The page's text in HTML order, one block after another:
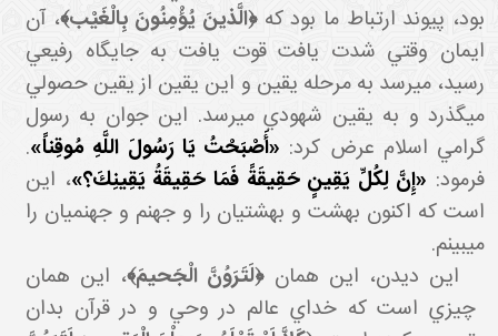
بود، پيوند ارتباط ما بود که﴿الَّذينَ يُؤْمِنُونَ بِالْغَيْب‏﴾، آن
ايمان وقتي شدت يافت قوت يافت به جايگاه رفيعي
رسيد، مي رسد به مرحله يقين و اين يقين از يقين حصولي
مي گذرد و به يقين شهودي مي رسد. اين جوان به رسول
گرامي اسلام عرض کرد:«أَصْبَحْتُ يَا رَسُولَ اللَّهِ مُوقِناً».
فرمود:«إِنَّ لِكُلِّ يَقِينٍ حَقِيقَةً فَمَا حَقِيقَةُ يَقِينِكَ؟»، اين
است که اکنون بهشت و بهشتيان را و جهنم و جهنميان را
مي بينم.
اين ديدن، اين همان﴿لَتَرَوُنَّ الْجَحيمَ﴾، اين همان
چيزي است که خداي عالم در وحي و در قرآن بدان